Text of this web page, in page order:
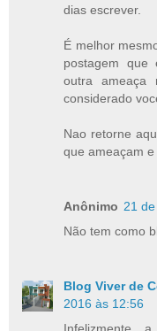
dias escrever.
É melhor
postagem
outra ameaça
considerado
Nao retorne
que ameaçam e
Anônimo 21
Não tem como
Blog Viver de
2016 às 12:56
Infelizmente,